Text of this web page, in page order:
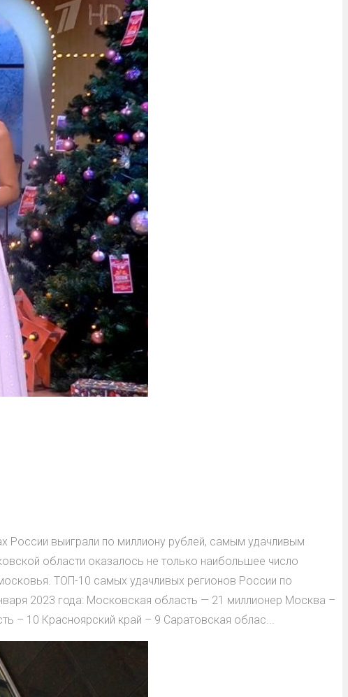
России выиграли по миллиону рублей, самым удачливым
области оказалось не только наибольшее число
ТОП-10 самых удачливых регионов России по
2023 года: Московская область — 21 миллионер Москва –
– 10 Красноярский край – 9 Саратовская облас...